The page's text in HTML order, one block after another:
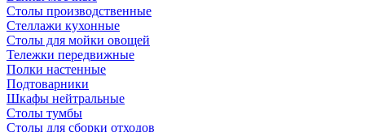
Столы производственные
Стеллажи кухонные
Столы для мойки овощей
Тележки передвижные
Полки настенные
Подтоварники
Шкафы нейтральные
Столы тумбы
Столы для сборки отходов